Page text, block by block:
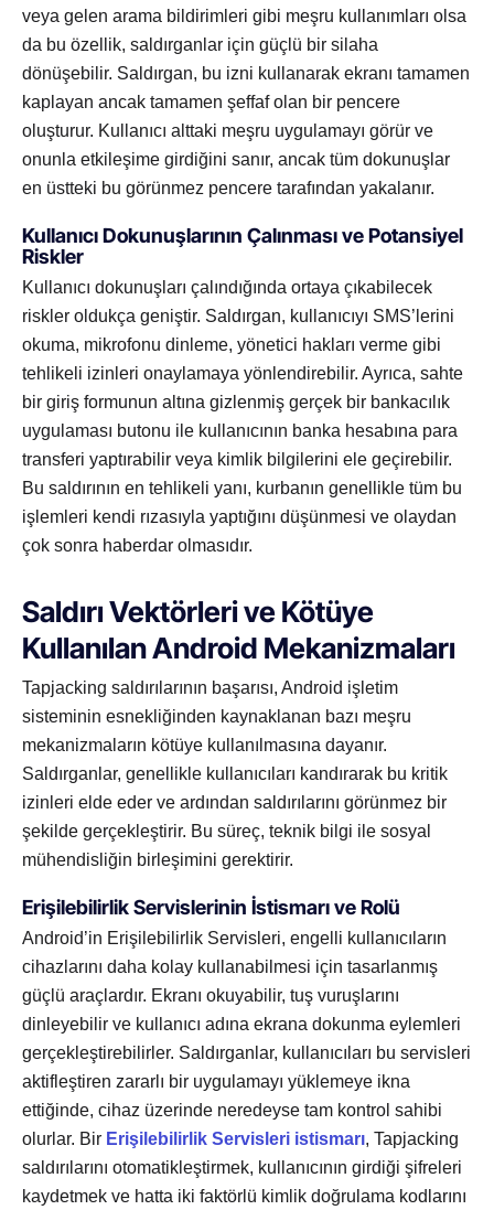
veya gelen arama bildirimleri gibi meşru kullanımları olsa
da bu özellik, saldırganlar için güçlü bir silaha
dönüşebilir. Saldırgan, bu izni kullanarak ekranı tamamen
kaplayan ancak tamamen şeffaf olan bir pencere
oluşturur. Kullanıcı alttaki meşru uygulamayı görür ve
onunla etkileşime girdiğini sanır, ancak tüm dokunuşlar
en üstteki bu görünmez pencere tarafından yakalanır.
Kullanıcı Dokunuşlarının Çalınması ve Potansiyel
Riskler
Kullanıcı dokunuşları çalındığında ortaya çıkabilecek
riskler oldukça geniştir. Saldırgan, kullanıcıyı SMS’lerini
okuma, mikrofonu dinleme, yönetici hakları verme gibi
tehlikeli izinleri onaylamaya yönlendirebilir. Ayrıca, sahte
bir giriş formunun altına gizlenmiş gerçek bir bankacılık
uygulaması butonu ile kullanıcının banka hesabına para
transferi yaptırabilir veya kimlik bilgilerini ele geçirebilir.
Bu saldırının en tehlikeli yanı, kurbanın genellikle tüm bu
işlemleri kendi rızasıyla yaptığını düşünmesi ve olaydan
çok sonra haberdar olmasıdır.
Saldırı Vektörleri ve Kötüye
Kullanılan Android Mekanizmaları
Tapjacking saldırılarının başarısı, Android işletim
sisteminin esnekliğinden kaynaklanan bazı meşru
mekanizmaların kötüye kullanılmasına dayanır.
Saldırganlar, genellikle kullanıcıları kandırarak bu kritik
izinleri elde eder ve ardından saldırılarını görünmez bir
şekilde gerçekleştirir. Bu süreç, teknik bilgi ile sosyal
mühendisliğin birleşimini gerektirir.
Erişilebilirlik Servislerinin İstismarı ve Rolü
Android’in Erişilebilirlik Servisleri, engelli kullanıcıların
cihazlarını daha kolay kullanabilmesi için tasarlanmış
güçlü araçlardır. Ekranı okuyabilir, tuş vuruşlarını
dinleyebilir ve kullanıcı adına ekrana dokunma eylemleri
gerçekleştirebilirler. Saldırganlar, kullanıcıları bu servisleri
aktifleştiren zararlı bir uygulamayı yüklemeye ikna
ettiğinde, cihaz üzerinde neredeyse tam kontrol sahibi
olurlar. Bir Erişilebilirlik Servisleri istismarı, Tapjacking
saldırılarını otomatikleştirmek, kullanıcının girdiği şifreleri
kaydetmek ve hatta iki faktörlü kimlik doğrulama kodlarını